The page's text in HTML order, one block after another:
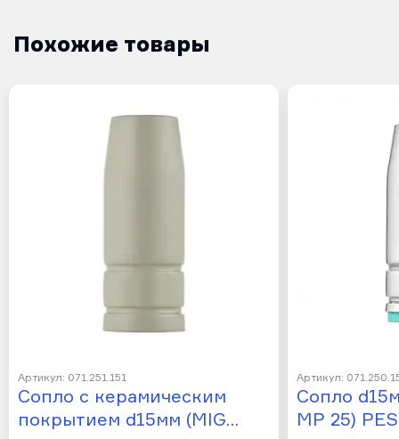
Похожие товары
Артикул: 071.251.151
Сопло с керамическим
покрытием d15мм (MIG…
Артикул:
Сопло
MP 25)